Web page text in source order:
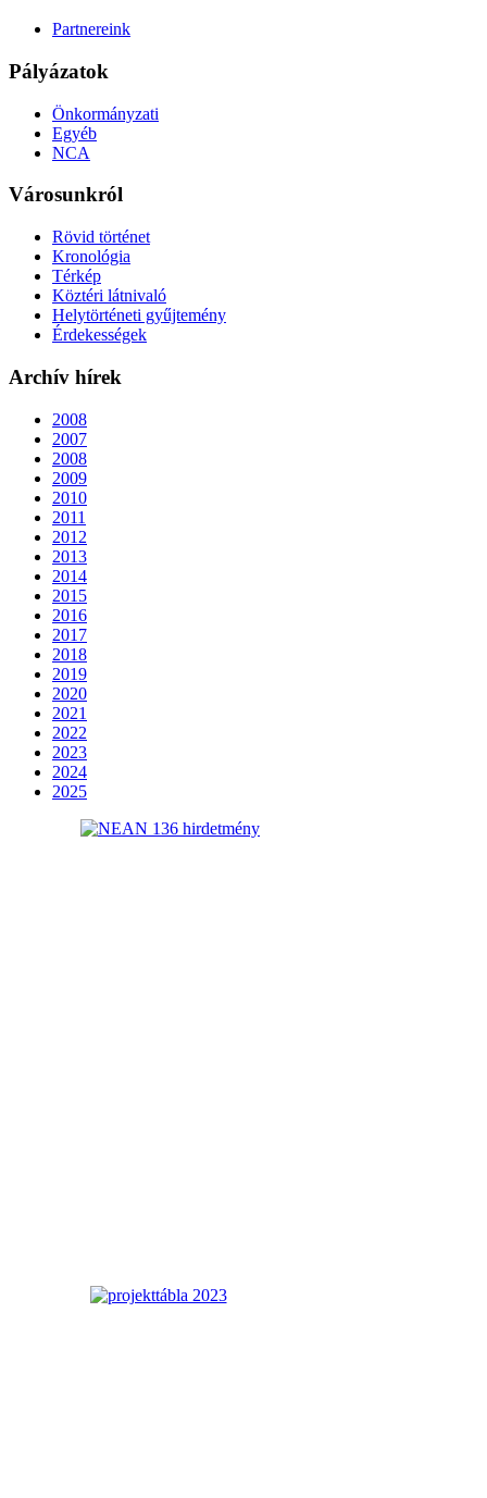
Partnereink
Pályázatok
Önkormányzati
Egyéb
NCA
Városunkról
Rövid történet
Kronológia
Térkép
Köztéri látnivaló
Helytörténeti gyűjtemény
Érdekességek
Archív hírek
2008
2007
2008
2009
2010
2011
2012
2013
2014
2015
2016
2017
2018
2019
2020
2021
2022
2023
2024
2025